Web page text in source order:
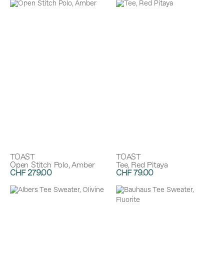
TOAST
Open Stitch Polo, Amber
CHF 279.00
TOAST
Tee, Red Pitaya
CHF 79.00